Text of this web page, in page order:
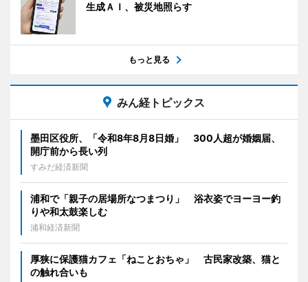
生成ＡＩ、被災地照らす
もっと見る
みん経トピックス
墨田区役所、「令和8年8月8日婚」 300人超が婚姻届、
開庁前から長い列
すみだ経済新聞
浦和で「親子の居場所なつまつり」 浴衣姿でヨーヨー釣
りや和太鼓楽しむ
浦和経済新聞
厚狭に保護猫カフェ「ねことおちゃ」 古民家改築、猫と
の触れ合いも